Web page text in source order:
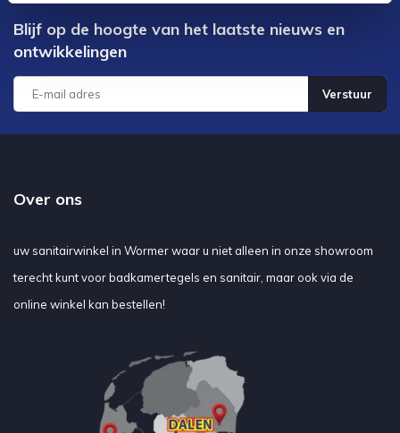
Blijf op de hoogte van het laatste nieuws en
ontwikkelingen
Verstuur
Over ons
uw sanitairwinkel in Wormer waar u niet alleen in onze showroom
terecht kunt voor badkamertegels en sanitair, maar ook via de
online winkel kan bestellen!